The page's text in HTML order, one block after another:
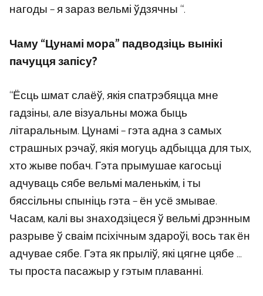
нагоды – я зараз вельмі ўдзячны “.
Чаму “Цунамі мора” падводзіць вынікі
пачуцця запісу?
“Ёсць шмат слаёў, якія спатрэбяцца мне
гадзіны, але візуальны можа быць
літаральным. Цунамі – гэта адна з самых
страшных рэчаў, якія могуць адбыцца для тых,
хто жыве побач. Гэта прымушае кагосьці
адчуваць сябе вельмі маленькім, і ты
бяссільны спыніць гэта – ён усё змывае.
Часам, калі вы знаходзіцеся ў вельмі дрэнным
разрыве ў сваім псіхічным здароўі, вось так ён
адчувае сябе. Гэта як прыліў, які цягне цябе …
ты проста пасажыр у гэтым плаванні.